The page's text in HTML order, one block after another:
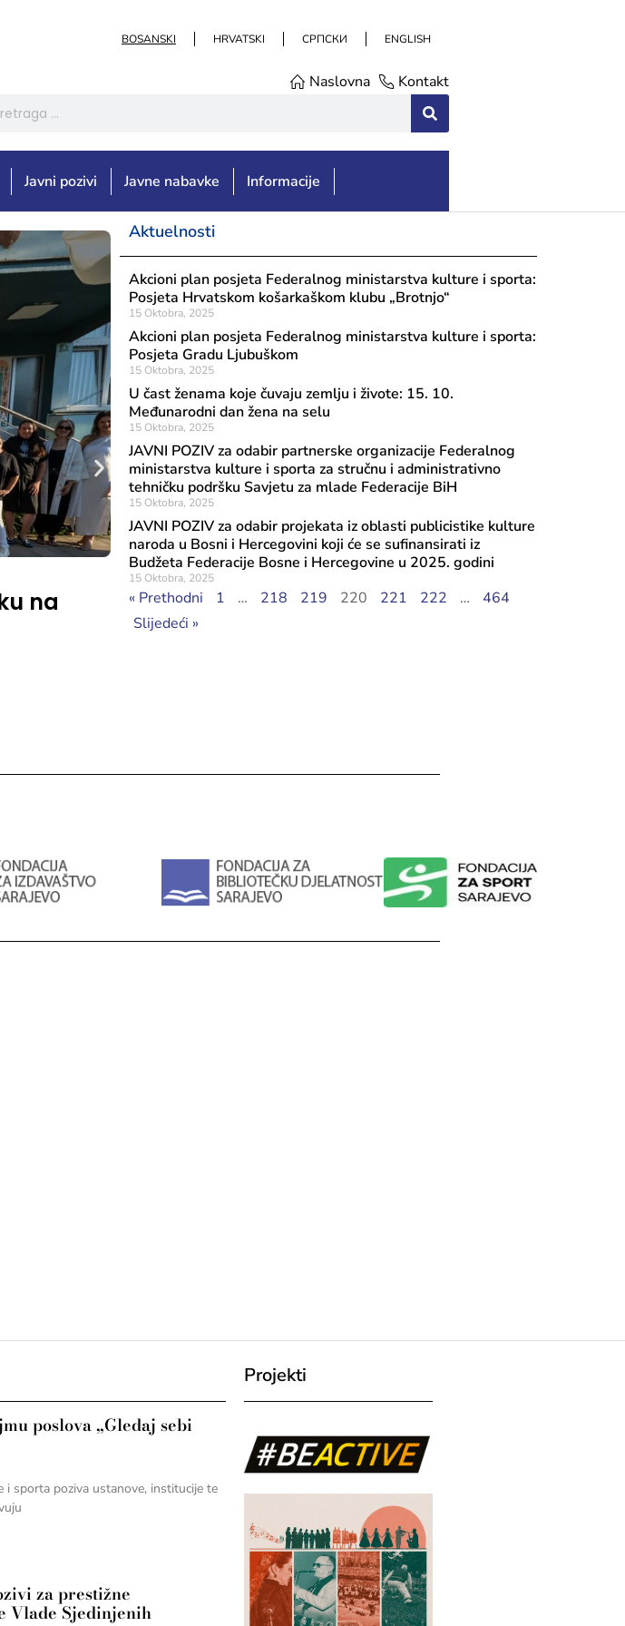
BOSANSKI HRVATSKI СРПСКИ ENGLISH
Naslovna Kontakt
Javni pozivi Javne nabavke Informacije
na
Objavljeno: 6 Augusta, 2026
Obavijest: Transfer pojedincima –
mobilnosti umjetnika
Aktuelnosti
Akcioni plan posjeta Federalnog ministarstva kulture i sporta:
Posjeta Hrvatskom košarkaškom klubu „Brotnjo“
15 Oktobra, 2025
Akcioni plan posjeta Federalnog ministarstva kulture i sporta:
Posjeta Gradu Ljubuškom
15 Oktobra, 2025
U čast ženama koje čuvaju zemlju i živote: 15. 10.
Međunarodni dan žena na selu
15 Oktobra, 2025
JAVNI POZIV za odabir partnerske organizacije Federalnog
ministarstva kulture i sporta za stručnu i administrativno
tehničku podršku Savjetu za mlade Federacije BiH
15 Oktobra, 2025
JAVNI POZIV za odabir projekata iz oblasti publicistike kulture
naroda u Bosni i Hercegovini koji će se sufinansirati iz
Budžeta Federacije Bosne i Hercegovine u 2025. godini
15 Oktobra, 2025
« Prethodni 1 … 218 219 220 221 222 …
464
Slijedeći »
poslova „Gledaj sebi
sporta poziva ustanove, institucije te
za prestižne
Vlade Sjedinjenih
Projekti